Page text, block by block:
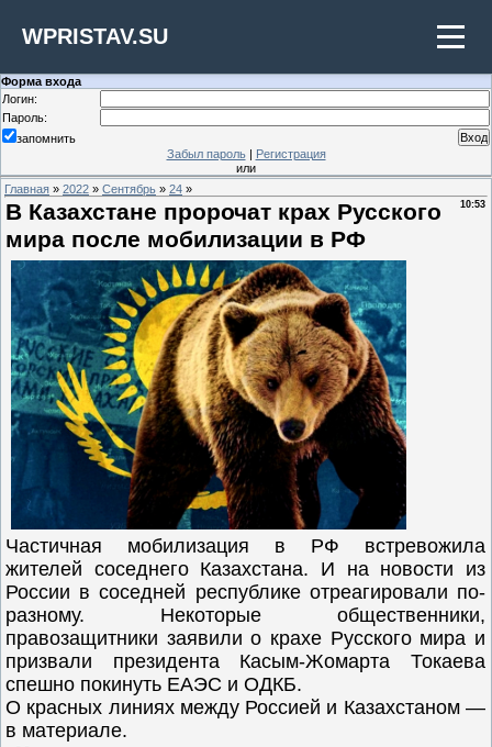
WPRISTAV.SU
Форма входа
Логин:
Пароль:
запомнить
Забыл пароль| Регистрация
или
Главная » 2022 » Сентябрь » 24 »
10:53
В Казахстане пророчат крах Русского
мира после мобилизации в РФ
Частичная мобилизация в РФ встревожила
жителей соседнего Казахстана. И на новости из
России в соседней республике отреагировали по-
разному. Некоторые общественники,
правозащитники заявили о крахе Русского мира и
призвали президента Касым-Жомарта Токаева
спешно покинуть ЕАЭС и ОДКБ.
О красных линиях между Россией и Казахстаном —
в материале.